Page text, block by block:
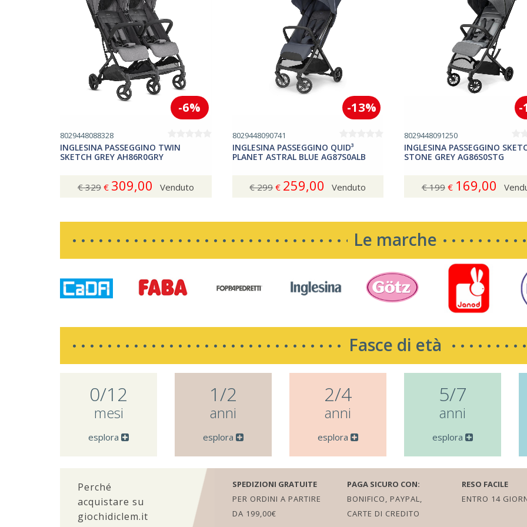
8029448088328
INGLESINA PASSEGGINO TWIN
SKETCH GREY AH86R0GRY
€ 329€ 309,00
-6%
Venduto
8029448090741
INGLESINA PASSEGGINO QUID³
PLANET ASTRAL BLUE AG87S0ALB
€ 299€ 259,00
-13%
Venduto
8029448091250
INGLESINA PASSEGGINO
STONE GREY AG86S0STG
€ 199€ 169,00
-
Le marche
Fasce di età
0/12
mesi
esplora
1/2
anni
esplora
2/4
anni
esplora
5/7
anni
esplora
Perché
acquistare su
giochidiclem.it
SPEDIZIONI GRATUITE
PER ORDINI A PARTIRE
DA 199,00€
PAGA SICURO CON:
BONIFICO, PAYPAL,
CARTE DI CREDITO
RESO FACILE
ENTRO 14